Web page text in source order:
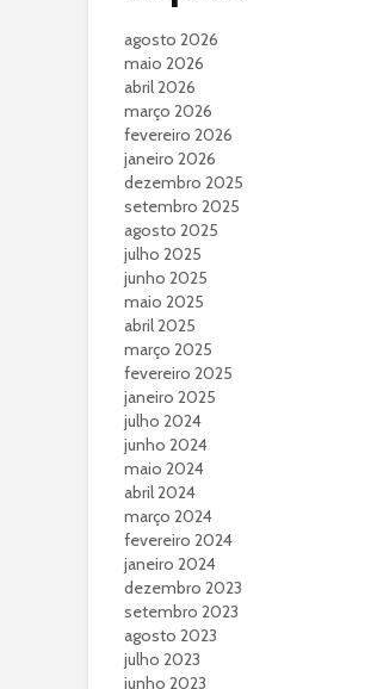
agosto 2026
maio 2026
abril 2026
março 2026
fevereiro 2026
janeiro 2026
dezembro 2025
setembro 2025
agosto 2025
julho 2025
junho 2025
maio 2025
abril 2025
março 2025
fevereiro 2025
janeiro 2025
julho 2024
junho 2024
maio 2024
abril 2024
março 2024
fevereiro 2024
janeiro 2024
dezembro 2023
setembro 2023
agosto 2023
julho 2023
junho 2023